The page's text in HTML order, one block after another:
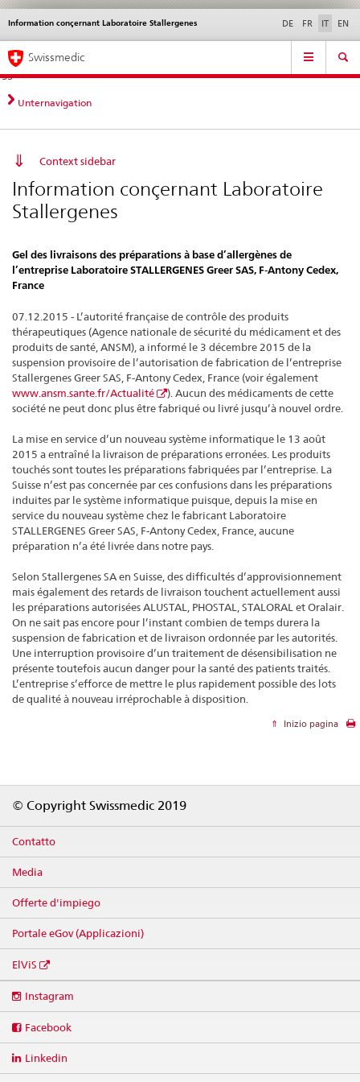
Navigazione
diretta:
novità,
aspetti
contatto
Novità &
norme
Contatto | Supporto &
aiuto
Information conçernant Laboratoire Stallergenes DE FR IT EN
Service
Navigation
Swissmedic
Unternavigation
Context sidebar
Information conçernant Laboratoire
Stallergenes
Gel des livraisons des préparations à base d’allergènes de
l’entreprise Laboratoire STALLERGENES Greer SAS, F-Antony Cedex,
France
07.12.2015 - L’autorité française de contrôle des produits
thérapeutiques (Agence nationale de sécurité du médicament et des
produits de santé, ANSM), a informé le 3 décembre 2015 de la
suspension provisoire de l’autorisation de fabrication de l’entreprise
Stallergenes Greer SAS, F-Antony Cedex, France (voir également
www.ansm.sante.fr/Actualité
). Aucun des médicaments de cette
société ne peut donc plus être fabriqué ou livré jusqu’à nouvel ordre.
La mise en service d’un nouveau système informatique le 13 août
2015 a entraîné la livraison de préparations erronées. Les produits
touchés sont toutes les préparations fabriquées par l’entreprise. La
Suisse n’est pas concernée par ces confusions dans les préparations
induites par le système informatique puisque, depuis la mise en
service du nouveau système chez le fabricant Laboratoire
STALLERGENES Greer SAS, F-Antony Cedex, France, aucune
préparation n’a été livrée dans notre pays.
Selon Stallergenes SA en Suisse, des difficultés d’approvisionnement
mais également des retards de livraison touchent actuellement aussi
les préparations autorisées ALUSTAL, PHOSTAL, STALORAL et Oralair.
On ne sait pas encore pour l’instant combien de temps durera la
suspension de fabrication et de livraison ordonnée par les autorités.
Une interruption provisoire d’un traitement de désensibilisation ne
présente toutefois aucun danger pour la santé des patients traités.
L’entreprise s’efforce de mettre le plus rapidement possible des lots
de qualité à nouveau irréprochable à disposition.
Inizio pagina
© Copyright Swissmedic 2019
Contatto
Media
Offerte d'impiego
Portale eGov (Applicazioni)
ElViS
media
Instagram
Facebook
Linkedin